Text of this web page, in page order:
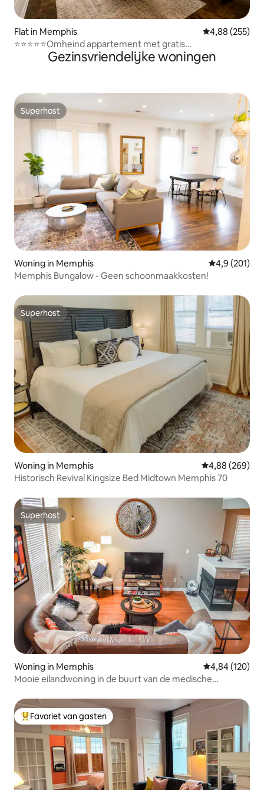
Flat in Memphis Gemiddelde
4,88 (255)
⭐️⭐️⭐️⭐️⭐️Omheind appartement met gratis
parkeergelegenheid⭐️⭐️⭐️⭐️⭐️
Gezinsvriendelijke woningen
Superhost
Superhost
Woning in Memphis Gemiddelde
4,9 (201)
Memphis Bungalow - Geen schoonmaakkosten!
Superhost
Superhost
Woning in Memphis Gemiddelde
4,88 (269)
Historisch Revival Kingsize Bed Midtown Memphis 70
Superhost
Superhost
Woning in Memphis Gemiddelde
4,84 (120)
Mooie eilandwoning in de buurt van de medische
Topfavoriet van gasten
Favoriet van gasten